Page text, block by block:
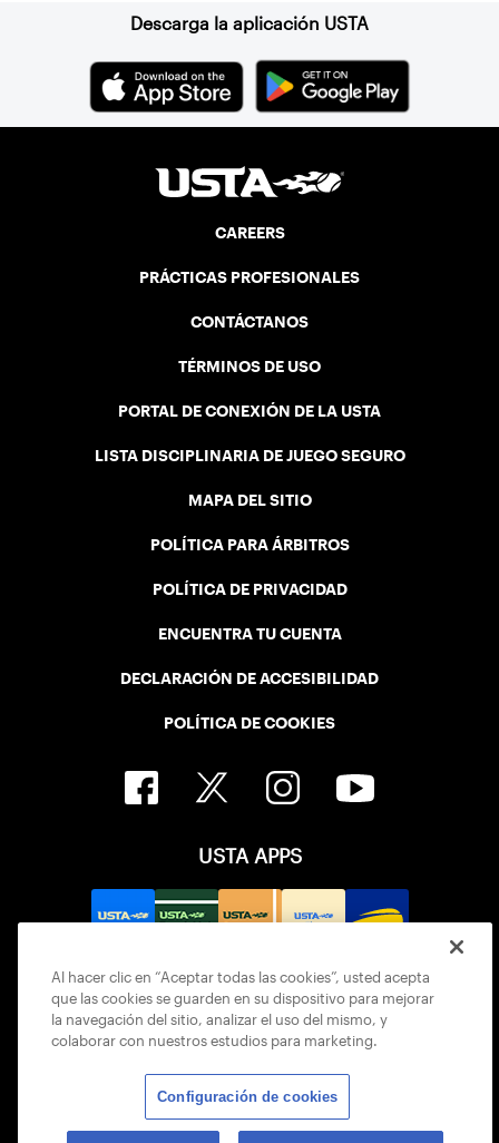
Descarga la aplicación USTA
CAREERS
PRÁCTICAS PROFESIONALES
CONTÁCTANOS
TÉRMINOS DE USO
PORTAL DE CONEXIÓN DE LA USTA
LISTA DISCIPLINARIA DE JUEGO SEGURO
MAPA DEL SITIO
POLÍTICA PARA ÁRBITROS
POLÍTICA DE PRIVACIDAD
ENCUENTRA TU CUENTA
DECLARACIÓN DE ACCESIBILIDAD
POLÍTICA DE COOKIES
USTA APPS
© 2026 USTA ALL RIGHTS RESERVED
Al hacer clic en “Aceptar todas las cookies”, usted acepta
que las cookies se guarden en su dispositivo para mejorar
la navegación del sitio, analizar el uso del mismo, y
colaborar con nuestros estudios para marketing.
Configuración de cookies